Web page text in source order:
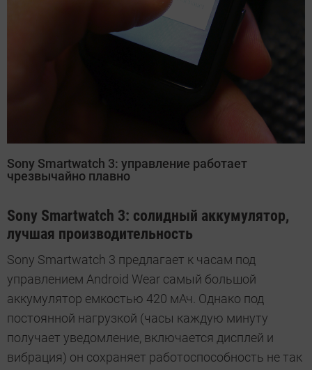
Sony Smartwatch 3: управление работает
чрезвычайно плавно
Sony Smartwatch 3: солидный аккумулятор,
лучшая производительность
Sony Smartwatch 3 предлагает к часам под
управлением Android Wear самый большой
аккумулятор емкостью 420 мАч. Однако под
постоянной нагрузкой (часы каждую минуту
получает уведомление, включается дисплей и
вибрация) он сохраняет работоспособность не так